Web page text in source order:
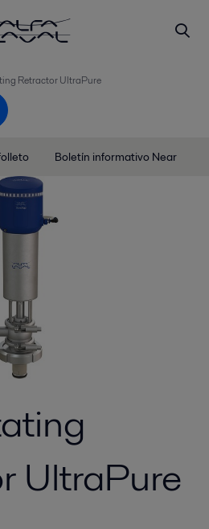
Retractor UltraPure
Boletín informativo Near
UltraPure